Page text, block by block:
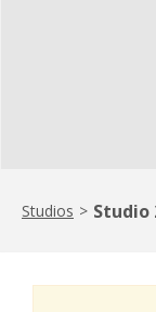
Studios > Studio